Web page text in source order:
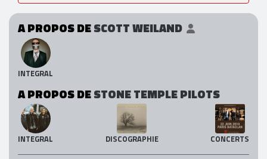
A PROPOS DESCOTT WEILAND
INTEGRAL
A PROPOS DESTONE TEMPLE PILOTS
INTEGRAL DISCOGRAPHIE CONCERTS